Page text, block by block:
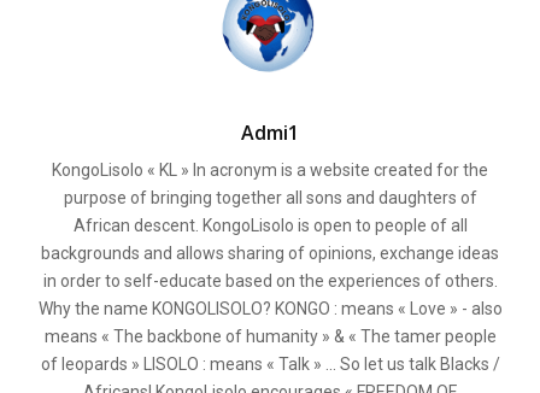
Admi1
KongoLisolo « KL » In acronym is a website created for the
purpose of bringing together all sons and daughters of
African descent. KongoLisolo is open to people of all
backgrounds and allows sharing of opinions, exchange ideas
in order to self-educate based on the experiences of others.
Why the name KONGOLISOLO? KONGO : means « Love » - also
means « The backbone of humanity » & « The tamer people
of leopards » LISOLO : means « Talk » ... So let us talk Blacks /